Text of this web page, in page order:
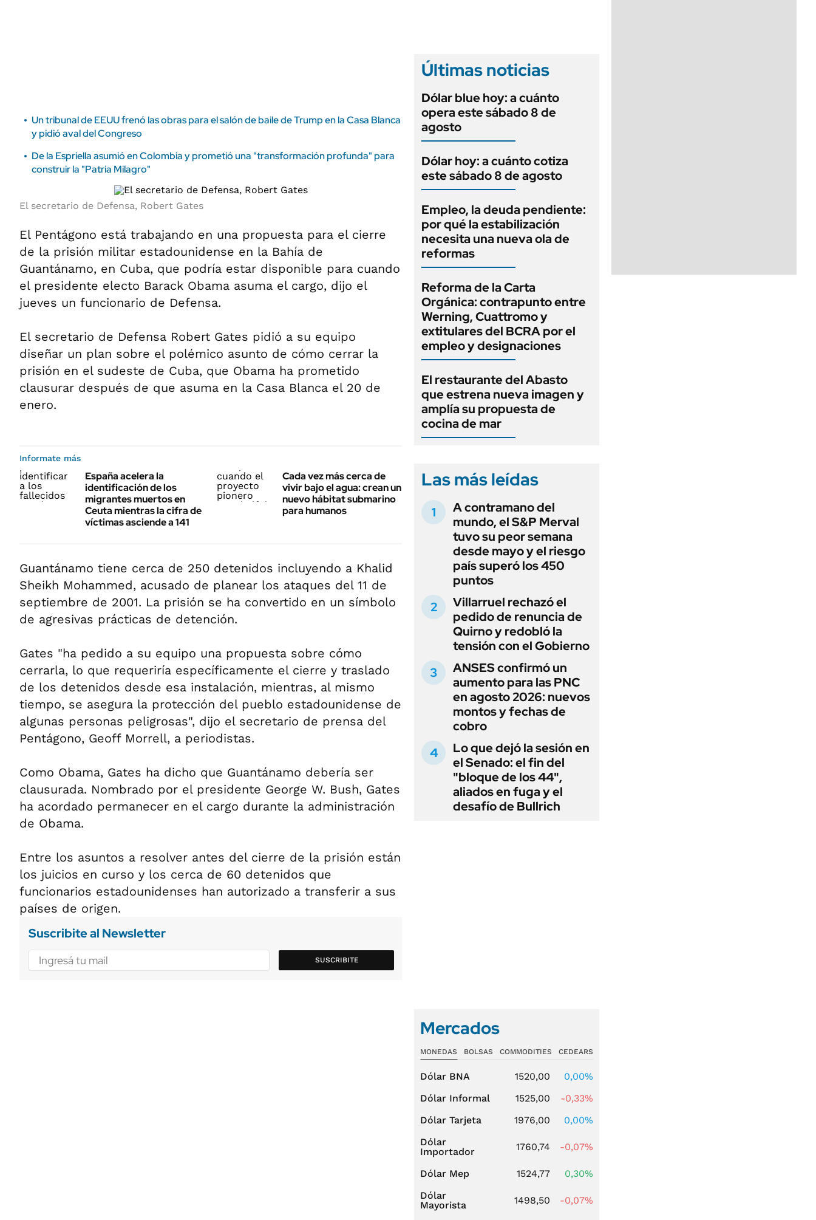
Un tribunal de EEUU frenó las obras para el salón de baile de Trump en la Casa Blanca
y pidió aval del Congreso
De la Espriella asumió en Colombia y prometió una "transformación profunda" para
construir la "Patria Milagro"
El secretario de Defensa, Robert Gates
El Pentágono está trabajando en una propuesta para el cierre
de la prisión militar estadounidense en la Bahía de
Guantánamo, en Cuba, que podría estar disponible para cuando
el presidente electo Barack Obama asuma el cargo, dijo el
jueves un funcionario de Defensa.
El secretario de Defensa Robert Gates pidió a su equipo
diseñar un plan sobre el polémico asunto de cómo cerrar la
prisión en el sudeste de Cuba, que Obama ha prometido
clausurar después de que asuma en la Casa Blanca el 20 de
enero.
Informate más
España acelera la
identificación de los
migrantes muertos en
Ceuta mientras la cifra de
víctimas asciende a 141
Cada vez más cerca de
vivir bajo el agua: crean un
nuevo hábitat submarino
para humanos
Guantánamo tiene cerca de 250 detenidos incluyendo a Khalid
Sheikh Mohammed, acusado de planear los ataques del 11 de
septiembre de 2001. La prisión se ha convertido en un símbolo
de agresivas prácticas de detención.
Gates "ha pedido a su equipo una propuesta sobre cómo
cerrarla, lo que requeriría específicamente el cierre y traslado
de los detenidos desde esa instalación, mientras, al mismo
tiempo, se asegura la protección del pueblo estadounidense de
algunas personas peligrosas", dijo el secretario de prensa del
Pentágono, Geoff Morrell, a periodistas.
Como Obama, Gates ha dicho que Guantánamo debería ser
clausurada. Nombrado por el presidente George W. Bush, Gates
ha acordado permanecer en el cargo durante la administración
de Obama.
Entre los asuntos a resolver antes del cierre de la prisión están
los juicios en curso y los cerca de 60 detenidos que
funcionarios estadounidenses han autorizado a transferir a sus
países de origen.
Suscribite al Newsletter
SUSCRIBITE
Últimas noticias
Dólar blue hoy: a cuánto
opera este sábado 8 de
agosto
Dólar hoy: a cuánto cotiza
este sábado 8 de agosto
Empleo, la deuda pendiente:
por qué la estabilización
necesita una nueva ola de
reformas
Reforma de la Carta
Orgánica: contrapunto entre
Werning, Cuattromo y
extitulares del BCRA por el
empleo y designaciones
El restaurante del Abasto
que estrena nueva imagen y
amplía su propuesta de
cocina de mar
Las más leídas
A contramano del
mundo, el S&P Merval
tuvo su peor semana
desde mayo y el riesgo
país superó los 450
puntos
Villarruel rechazó el
pedido de renuncia de
Quirno y redobló la
tensión con el Gobierno
ANSES confirmó un
aumento para las PNC
en agosto 2026: nuevos
montos y fechas de
cobro
Lo que dejó la sesión en
el Senado: el fin del
"bloque de los 44",
aliados en fuga y el
desafío de Bullrich
Mercados
MONEDAS BOLSAS COMMODITIES CEDEARS
Dólar BNA 1520,00
0,00%
Dólar Informal
1525,00
-0,33%
Dólar Tarjeta
1976,00
0,00%
Dólar
Importador
1760,74 -0,07%
Dólar Mep 1524,77
0,30%
Dólar
Mayorista
1498,50 -0,07%